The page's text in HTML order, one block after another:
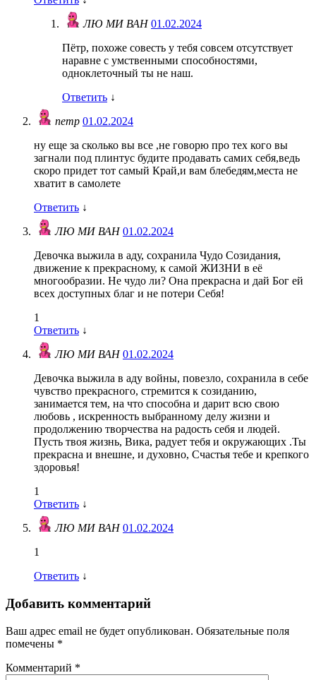
ЛЮ МИ ВАН01.02.2024
Пётр, похоже совесть у тебя совсем отсутствует
наравне с умственными способностями,
одноклеточный ты не наш.
Ответить ↓
петр 01.02.2024
ну еще за сколько вы все ,не говорю про тех кого вы
загнали под плинтус будите продавать самих себя,ведь
скоро придет тот самый Край,и вам блебедям,места не
хватит в самолете
Ответить ↓
ЛЮ МИ ВАН01.02.2024
Девочка выжила в аду, сохранила Чудо Созидания,
движение к прекрасному, к самой ЖИЗНИ в её
многообразии. Не чудо ли? Она прекрасна и дай Бог ей
всех доступных благ и не потери Себя!
1
Ответить ↓
ЛЮ МИ ВАН01.02.2024
Девочка выжила в аду войны, повезло, сохранила в себе
чувство прекрасного, стремится к созиданию,
занимается тем, на что способна и дарит всю свою
любовь , искренность выбранному делу жизни и
продолжению творчества на радость себя и людей.
Пусть твоя жизнь, Вика, радует тебя и окружающих .Ты
прекрасна и внешне, и духовно, Счастья тебе и крепкого
здоровья!
1
Ответить ↓
ЛЮ МИ ВАН01.02.2024
1
Ответить ↓
Добавить комментарий
Ваш адрес email не будет опубликован. Обязательные поля
помечены *
Комментарий *